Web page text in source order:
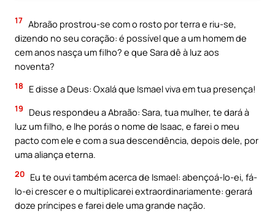
17 Abraão prostrou-se com o rosto por terra e riu-se,
dizendo no seu coração: é possível que a um homem de
cem anos nasça um filho? e que Sara dê à luz aos
noventa?
18 E disse a Deus: Oxalá que Ismael viva em tua presença!
19
Deus respondeu a Abraão: Sara, tua mulher, te dará à
luz um filho, e lhe porás o nome de Isaac, e farei o meu
pacto com ele e com a sua descendência, depois dele, por
uma aliança eterna.
20 Eu te ouvi também acerca de Ismael: abençoá-lo-ei, fá-
lo-ei crescer e o multiplicarei extraordinariamente: gerará
doze príncipes e farei dele uma grande nação.